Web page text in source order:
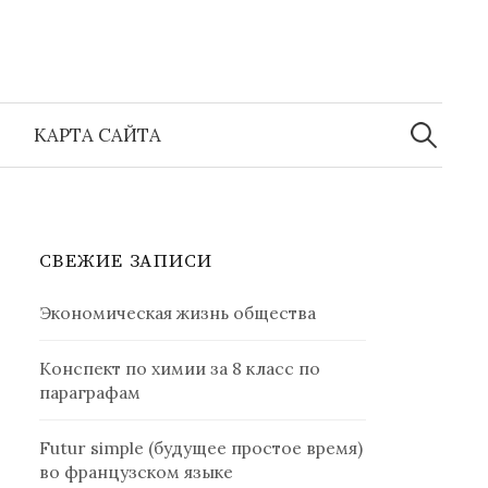
КАРТА САЙТА
Найти:
СВЕЖИЕ ЗАПИСИ
Экономическая жизнь общества
Конспект по химии за 8 класс по
параграфам
Futur simple (будущее простое время)
во французском языке